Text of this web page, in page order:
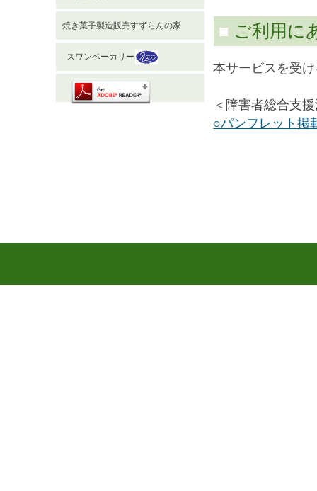
焼き菓子製造販売すずらんの家
スワンベーカリー
■ ご利用に
本サービスを受
＜障害者総合支
○パンフレット掲